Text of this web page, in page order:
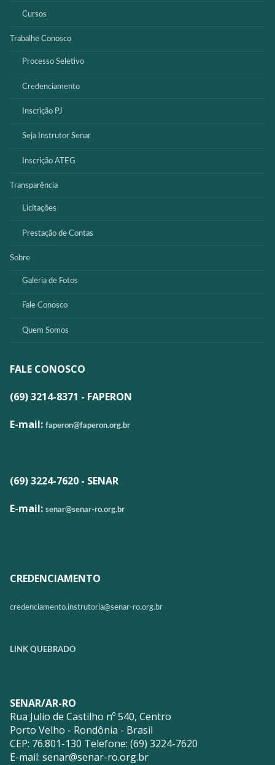
Cursos
Trabalhe Conosco
Processo Seletivo
Credenciamento
Inscrição PJ
Seja Instrutor Senar
Inscrição ATEG
Transparência
Licitações
Prestação de Contas
Sobre
Galeria de Fotos
Fale Conosco
Quem Somos
FALE CONOSCO
(69) 3214-8371 - FAPERON
E-mail: faperon@faperon.org.br
(69) 3224-7620 - SENAR
E-mail: senar@senar-ro.org.br
CREDENCIAMENTO
credenciamento.instrutoria@senar-ro.org.br
LINK QUEBRADO
SENAR/AR-RO
Rua Julio de Castilho nº 540, Centro
Porto Velho - Rondônia - Brasil
CEP: 76.801-130 Telefone: (69) 3224-7620
E-mail: senar@senar-ro.org.br